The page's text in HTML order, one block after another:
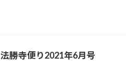
法勝寺便り2021年6月号